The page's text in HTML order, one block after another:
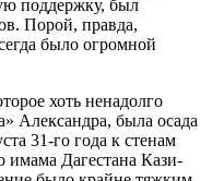
поддержку, был
Порой, правда,
было огромной
хоть ненадолго
Александра, была осада
31-го года к стенам
имама Дагестана Кази-